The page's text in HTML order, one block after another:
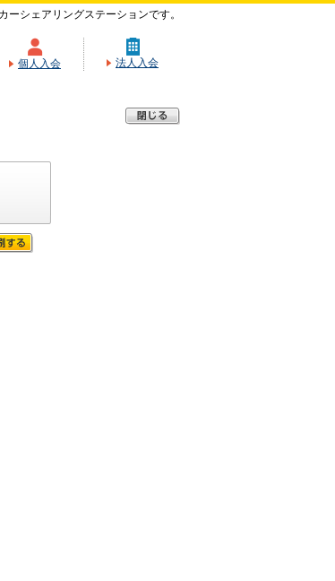
シェアリングステーションです。
個人入会 法人入会